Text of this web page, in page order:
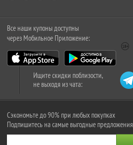
Все наши купоны доступны
через Мобильное Приложение:
Ищите скидки поблизости,
не выходя из чата:
Сэкономьте до 90% при любых покупках
Подпишитесь на самые выгодные предложения